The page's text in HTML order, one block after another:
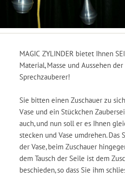
MAGIC ZYLINDER bietet Ihnen
Material, Masse und Aussehen
Sprechzauberer!
Sie bitten einen Zuschauer zu
Vase und ein Stückchen
auch, und nun soll er es Ihnen
stecken und Vase umdrehen.
der Vase, beim Zuschauer
dem Tausch der Seile ist dem
beschieden, so dass Sie ihm